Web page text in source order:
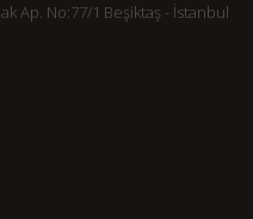
Ap. No:77/1 Beşiktaş - İstanbul